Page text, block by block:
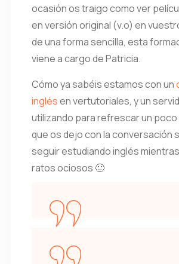
ocasión os traigo como ver
en versión original (v.o) en
de una forma sencilla, esta
viene a cargo de Patricia.
Cómo ya sabéis estamos con un
inglésen vertutoriales, y un
utilizando para refrescar un poco
que os dejo con la conversación
seguir estudiando inglés
ratos ociosos 🙂